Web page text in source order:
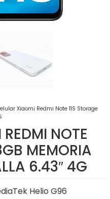
Xiaomi Redmi Note 11S Storage
NOTE
MEMORIA
6.43″ 4G
Helio G96